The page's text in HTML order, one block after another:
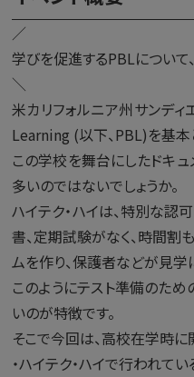
／
学びを促進するPBLについて
＼
米カリフォルニア州サンディ
Learning (以下、PBL)を基本
この学校を舞台にしたドキ
多いのではないでしょうか。
ハイテク・ハイは、特別な認
書、定期試験がなく、時間割
ムを作り、保護者などが見
このようにテスト準備のた
いのが特徴です。
そこで今回は、高校在学時
・ハイテク・ハイで行われて